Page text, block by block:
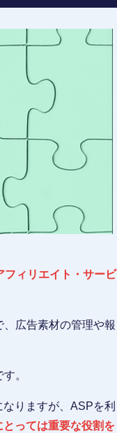
フィリエイト・サービ
広告素材の管理や報
。
りますが、ASPを利
っては重要な役割を